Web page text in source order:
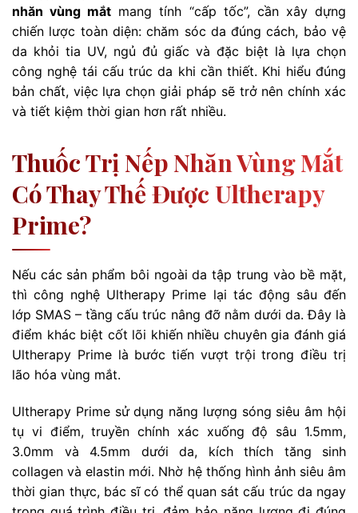
nhăn vùng mắt mang tính “cấp tốc”, cần xây dựng
chiến lược toàn diện: chăm sóc da đúng cách, bảo vệ
da khỏi tia UV, ngủ đủ giấc và đặc biệt là lựa chọn
công nghệ tái cấu trúc da khi cần thiết. Khi hiểu đúng
bản chất, việc lựa chọn giải pháp sẽ trở nên chính xác
và tiết kiệm thời gian hơn rất nhiều.
Thuốc Trị Nếp Nhăn Vùng Mắt
Có Thay Thế Được Ultherapy
Prime?
Nếu các sản phẩm bôi ngoài da tập trung vào bề mặt,
thì công nghệ Ultherapy Prime lại tác động sâu đến
lớp SMAS – tầng cấu trúc nâng đỡ nằm dưới da. Đây là
điểm khác biệt cốt lõi khiến nhiều chuyên gia đánh giá
Ultherapy Prime là bước tiến vượt trội trong điều trị
lão hóa vùng mắt.
Ultherapy Prime sử dụng năng lượng sóng siêu âm hội
tụ vi điểm, truyền chính xác xuống độ sâu 1.5mm,
3.0mm và 4.5mm dưới da, kích thích tăng sinh
collagen và elastin mới. Nhờ hệ thống hình ảnh siêu âm
thời gian thực, bác sĩ có thể quan sát cấu trúc da ngay